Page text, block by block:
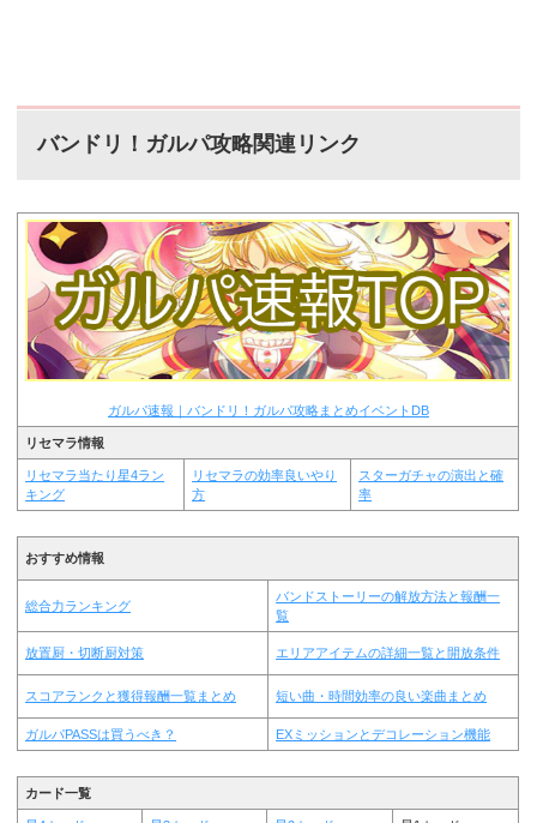
バンドリ！ガルパ攻略関連リンク
ガルパ速報｜バンドリ！ガルパ攻略まとめイベントDB
リセマラ情報
リセマラ当たり星4ラン
キング
リセマラの効率良いやり
方
スターガチャの演出と確
率
おすすめ情報
総合力ランキング
バンドストーリーの解放方法と報酬一
覧
放置厨・切断厨対策 エリアアイテムの詳細一覧と開放条件
スコアランクと獲得報酬一覧まとめ 短い曲・時間効率の良い楽曲まとめ
ガルパPASSは買うべき？ EXミッションとデコレーション機能
カード一覧